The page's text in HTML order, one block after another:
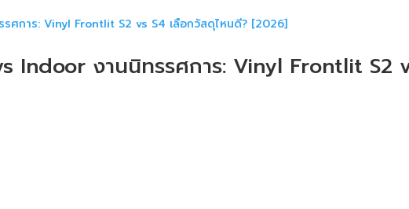
Indoor งานนิทรรศการ: Vinyl Frontlit S2